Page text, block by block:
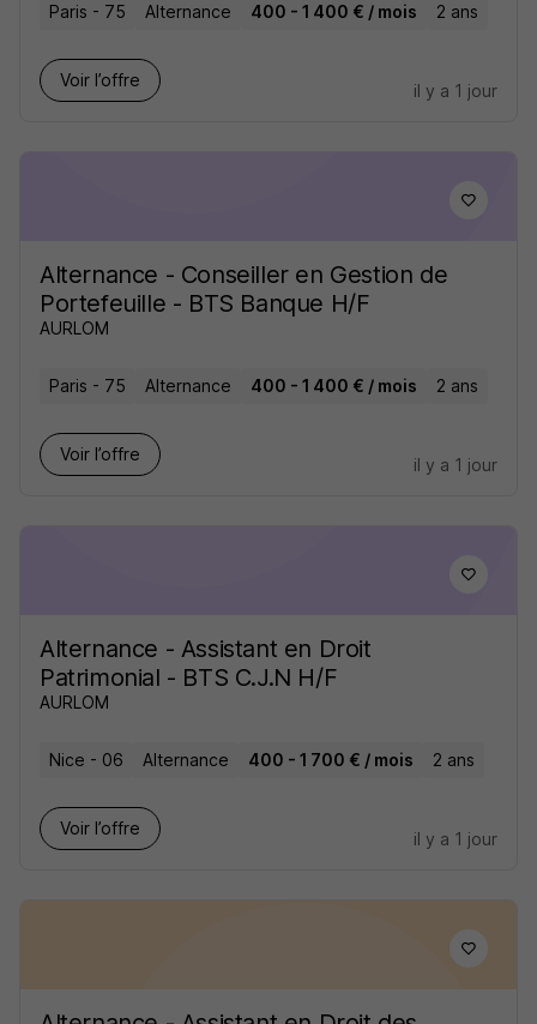
Paris - 75 Alternance 400 - 1 400 € / mois 2 ans
Voir l’offre
il y a 1 jour
Alternance - Conseiller en Gestion de
Portefeuille - BTS Banque H/F
AURLOM
Paris - 75 Alternance 400 - 1 400 € / mois 2 ans
Voir l’offre
il y a 1 jour
Alternance - Assistant en Droit
Patrimonial - BTS C.J.N H/F
AURLOM
Nice - 06 Alternance 400 - 1 700 € / mois 2 ans
Voir l’offre
il y a 1 jour